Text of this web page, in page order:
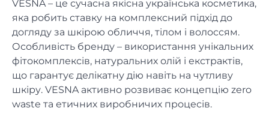
VESNA – це сучасна якісна українська косметика,
яка робить ставку на комплексний підхід до
догляду за шкірою обличчя, тілом і волоссям.
Особливість бренду – використання унікальних
фітокомплексів, натуральних олій і екстрактів,
що гарантує делікатну дію навіть на чутливу
шкіру. VESNA активно розвиває концепцію zero
waste та етичних виробничих процесів.